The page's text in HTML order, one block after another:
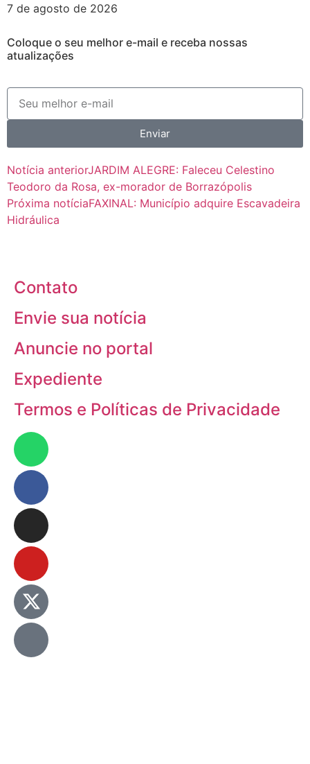
7 de agosto de 2026
Coloque o seu melhor e-mail e receba nossas
atualizações
Enviar
Notícia anteriorJARDIM ALEGRE: Faleceu Celestino
Teodoro da Rosa, ex-morador de Borrazópolis
Próxima notíciaFAXINAL: Município adquire Escavadeira
Hidráulica
Contato
Envie sua notícia
Anuncie no portal
Expediente
Termos e Políticas de Privacidade